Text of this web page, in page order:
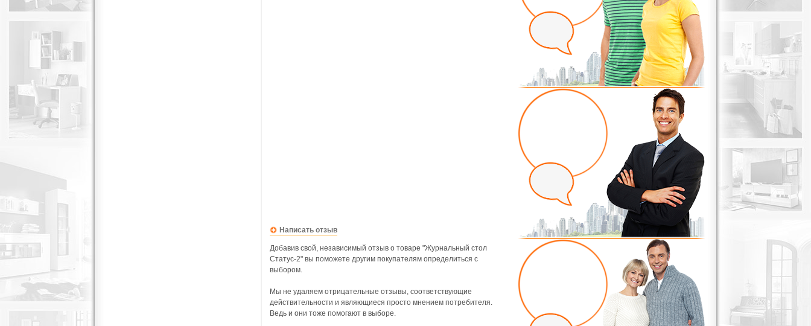
Написать отзыв
Добавив свой, независимый отзыв о товаре "Журнальный стол
Статус-2" вы поможете другим покупателям определиться с
выбором.
Мы не удаляем отрицательные отзывы, соответствующие
действительности и являющиеся просто мнением потребителя.
Ведь и они тоже помогают в выборе.